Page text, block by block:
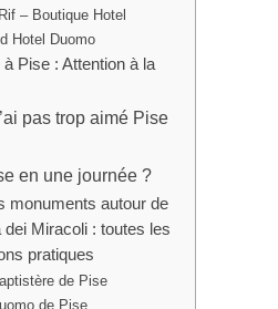
– Boutique Hotel
Hotel Duomo
Pise : Attention à la
pas trop aimé Pise
en une journée ?
monuments autour de
dei Miracoli : toutes les
pratiques
de Pise
de Pise